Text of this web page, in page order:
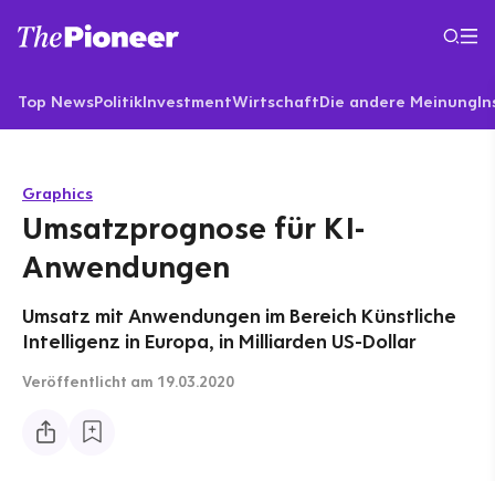
Top NewsPolitikInvestmentWirtschaftDie andere Meinung
Graphics
Umsatzprognose für KI-
Anwendungen
Umsatz mit Anwendungen im Bereich Künstliche
Intelligenz in Europa, in Milliarden US-Dollar
Veröffentlicht am 19.03.2020